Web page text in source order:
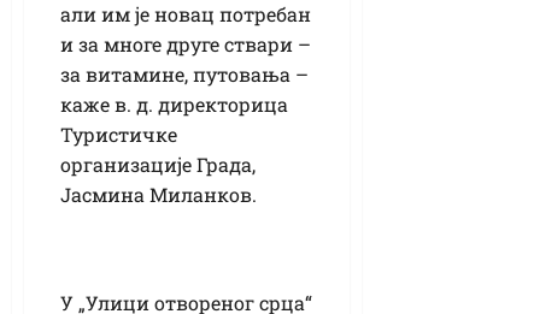
али им је новац потребан
и за многе друге ствари –
за витамине, путовања –
каже в. д. директорица
Туристичке
организације Града,
Јасмина Миланков.
У „Улици отвореног срца“